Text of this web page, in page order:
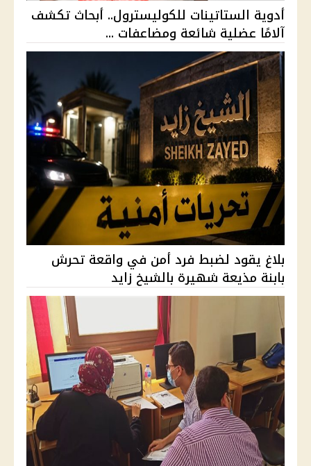
أدوية الستاتينات للكوليسترول.. أبحاث تكشف
آلامًا عضلية شائعة ومضاعفات ...
بلاغ يقود لضبط فرد أمن في واقعة تحرش
بابنة مذيعة شهيرة بالشيخ زايد